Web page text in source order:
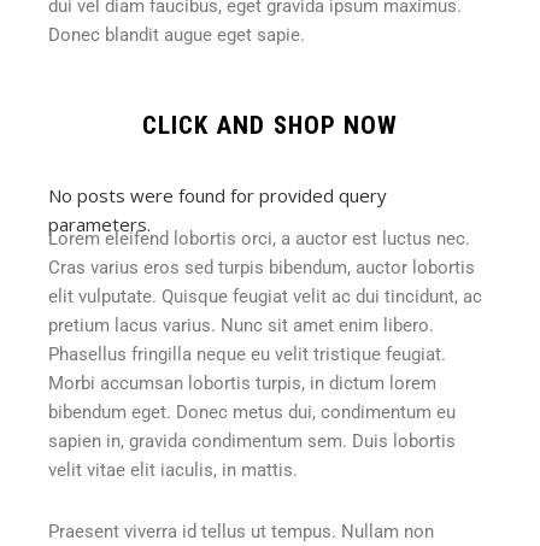
dui vel diam faucibus, eget gravida ipsum maximus.
Donec blandit augue eget sapie.
CLICK AND SHOP NOW
No posts were found for provided query
parameters.
Lorem eleifend lobortis orci, a auctor est luctus nec.
Cras varius eros sed turpis bibendum, auctor lobortis
elit vulputate. Quisque feugiat velit ac dui tincidunt, ac
pretium lacus varius. Nunc sit amet enim libero.
Phasellus fringilla neque eu velit tristique feugiat.
Morbi accumsan lobortis turpis, in dictum lorem
bibendum eget. Donec metus dui, condimentum eu
sapien in, gravida condimentum sem. Duis lobortis
velit vitae elit iaculis, in mattis.
Praesent viverra id tellus ut tempus. Nullam non